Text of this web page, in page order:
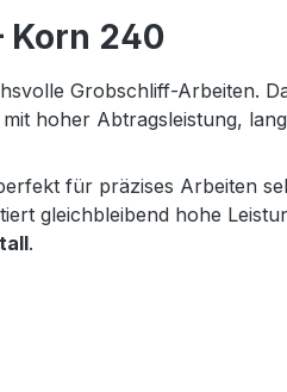
Korn 240
Grobschliff-Arbeiten.
hoher Abtragsleistung,
für präzises Arbeiten
gleichbleibend hohe
.